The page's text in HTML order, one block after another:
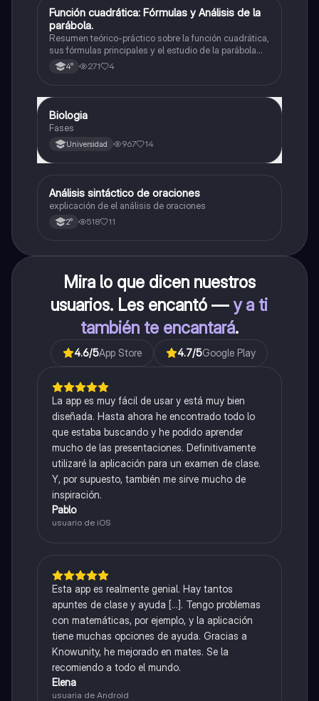
Matemáticas
Función cuadrática: Fórmulas y Análisis de la
parábola.
Resumen teórico-práctico sobre la función cuadrática,
sus fórmulas principales y el estudio de la parábola
como representación gráfica.Incluye desarrollo de la
forma general, cálculo de raíces, vértice y elementos
4° 271 4
Biología
Biologia
Fases
Universidad 967 14
Lengua
Análisis sintáctico de oraciones
explicación de el análisis de oraciones
2° 518 11
Mira lo que dicen nuestros
usuarios. Les encantó —y a ti
también te encantará.
4.6/5App Store 4.7/5Google Play
La app es muy fácil de usar y está muy bien
diseñada. Hasta ahora he encontrado todo lo
que estaba buscando y he podido aprender
mucho de las presentaciones. Definitivamente
utilizaré la aplicación para un examen de clase.
Y, por supuesto, también me sirve mucho de
inspiración.
Pablo
usuario de iOS
Esta app es realmente genial. Hay tantos
apuntes de clase y ayuda [...]. Tengo problemas
con matemáticas, por ejemplo, y la aplicación
tiene muchas opciones de ayuda. Gracias a
Knowunity, he mejorado en mates. Se la
recomiendo a todo el mundo.
Elena
usuaria de Android